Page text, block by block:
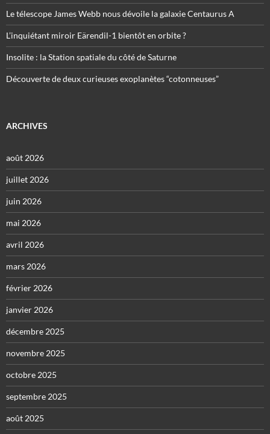
Le télescope James Webb nous dévoile la galaxie Centaurus A
L’inquiétant miroir Eärendil-1 bientôt en orbite ?
Insolite : la Station spatiale du côté de Saturne
Découverte de deux curieuses exoplanètes “cotonneuses”
ARCHIVES
août 2026
juillet 2026
juin 2026
mai 2026
avril 2026
mars 2026
février 2026
janvier 2026
décembre 2025
novembre 2025
octobre 2025
septembre 2025
août 2025